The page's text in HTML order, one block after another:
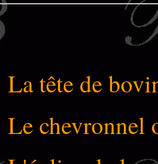
La tête de
Le chevronnel